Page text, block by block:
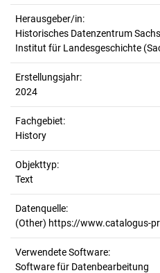
Herausgeber/in:
Historisches Datenzentrum
Institut für Landesgeschichte
Erstellungsjahr:
2024
Fachgebiet:
History
Objekttyp:
Text
Datenquelle:
(Other) https://www.catalogus-
Verwendete Software:
Software für Datenbearbeitung